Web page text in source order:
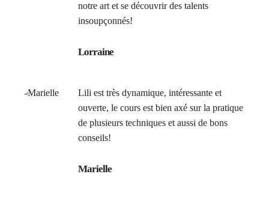
notre art et se découvrir des talents
insoupçonnés!
Lorraine
Lili est très dynamique, intéressante et
ouverte, le cours est bien axé sur la pratique
de plusieurs techniques et aussi de bons
conseils!
Marielle